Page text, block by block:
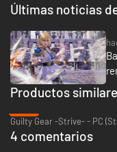
Últimas noticias
Productos
Guilty Gear -Strive- - PC
4 comentarios